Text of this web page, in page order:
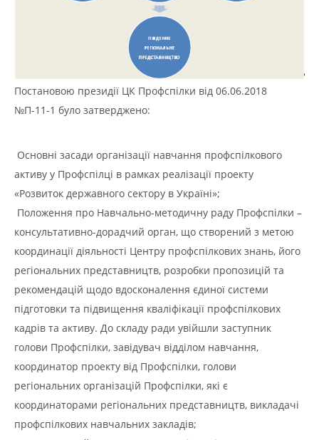
Постановою президії ЦК Профспілки від 06.06.2018
№П-11-1 було затверджено:
Основні засади організації навчання профспілкового
активу у Профспілці в рамках реалізації проекту
«Розвиток державного сектору в Україні»;
Положення про Навчально-методичну раду Профспілки –
консультативно-дорадчий орган, що створений з метою
координації діяльності Центру профспілкових знань, його
регіональних представництв, розробки пропозицій та
рекомендацій щодо вдосконалення єдиної системи
підготовки та підвищення кваліфікації профспілкових
кадрів та активу. До складу ради увійшли заступник
голови Профспілки, завідувач відділом навчання,
координатор проекту від Профспілки, голови
регіональних організацій Профспілки, які є
координаторами регіональних представництв, викладачі
профспілкових навчальних закладів;